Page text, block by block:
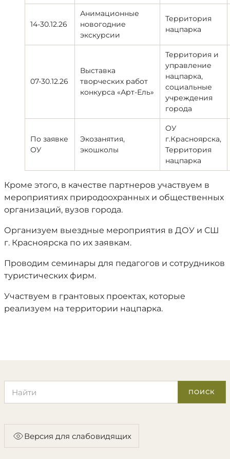
14-30.12.26
Анимационные
новогодние
экскурсии
Территория
нацпарка
07-30.12.26
Выставка
творческих работ
конкурса «Арт-Ель»
Территория и
управление
нацпарка,
социальные
учреждения
города
По заявке
ОУ
Экозанятия,
экошколы
ОУ
г.Красноярска,
Территория
нацпарка
Кроме этого, в качестве партнеров участвуем в
мероприятиях природоохранных и общественных
организаций, вузов города.
Организуем выездные мероприятия в ДОУ и СШ
г. Красноярска по их заявкам.
Проводим семинары для педагогов и сотрудников
туристических фирм.
Участвуем в грантовых проектах, которые
реализуем на территории нацпарка.
ПОИСК
Версия для слабовидящих